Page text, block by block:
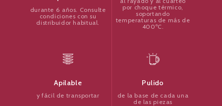
durante 6 años. Consulte
condiciones con su
distribuidor habitual.
por choque térmico,
soportando
temperaturas de más de
400ºC.
Apilable
y fácil de transportar
Pulido
de la base de cada una
de las piezas